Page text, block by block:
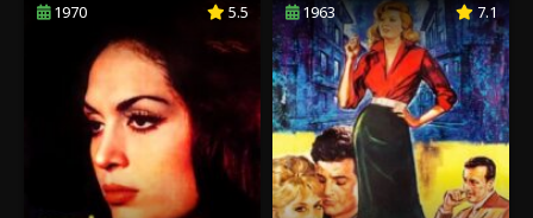
1970 5.5 1963 7.1